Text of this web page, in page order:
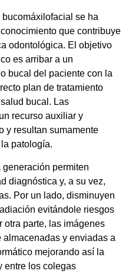
se ha
que contribuye
odontológica. El objetivo
es arribar a un
bucal del paciente con la
plan de tratamiento
bucal. Las
recurso auxiliar y
y resultan sumamente
patología.
permiten
diagnóstica y, a su vez,
Por un lado, disminuyen
evitándole riesgos
otra parte, las imágenes
y enviadas a
mejorando así la
entre los colegas